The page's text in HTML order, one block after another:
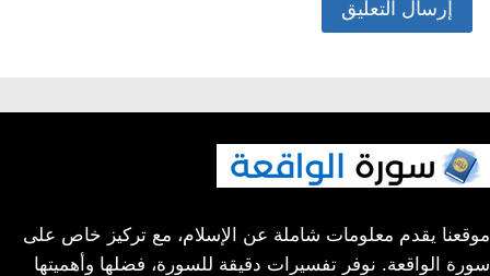
موقعنا يقدم معلومات شاملة عن الإسلام، مع تركيز خاص على
سورة الواقعة. نوفر تفسيرات دقيقة للسورة، فضلها وأهميتها